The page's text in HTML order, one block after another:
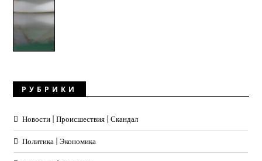
РУБРИКИ
Новости | Происшествия | Скандал
Политика | Экономика